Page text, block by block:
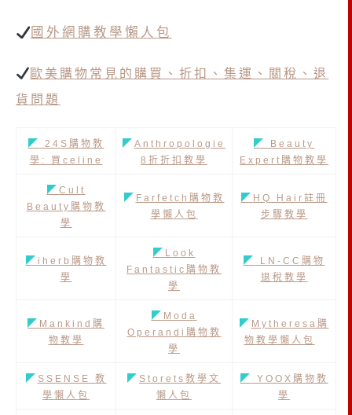
國外網購教學懶人包
歐美購物常見的購買、折扣、集運、關稅、退
貨問題
◤
24S購物教
學: 買celine
◤ Anthropologie
8折折扣教學
◤
Beauty
Expert購物教學
◤ Cult
Beauty購物教
學
◤ Farfetch購物教
學懶人包
◤ HQ Hair註冊
步驟教學
◤ iherb購物教
學
◤ Look
Fantastic購物教
學
◤
LN-CC購物
退稅教學
◤ Mankind購
物教學
◤ Moda
Operandi購物教
學
◤ Mytheresa購
物教學懶人包
◤ SSENSE 教
學懶人包
◤ Storets教學文
懶人包
◤
YOOX購物教
學